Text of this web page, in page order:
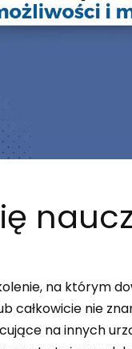
na którym
całkowicie nie
na innych